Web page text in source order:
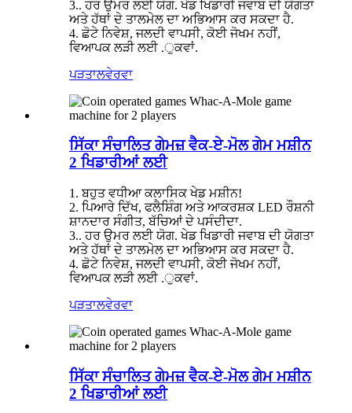
3.. ਹਰ ਉਮਰ ਲਈ ਯੋਗ. ਖੇਡ ਖਿਡਾਰੀ ਜਵਾਬ ਦੀ ਯੋਗਤਾ
ਅਤੇ ਹੱਥਾਂ ਦੇ ਤਾਲਮੇਲ ਦਾ ਅਭਿਆਸ ਕਰ ਸਕਦਾ ਹੈ.
4. ਛੋਟੇ ਨਿਵੇਸ਼, ਜਲਦੀ ਵਾਪਸੀ, ਕੋਈ ਜੋਖਮ ਨਹੀਂ,
ਵਿਆਪਕ ਲੜੀ ਲਈ .ੁਕਵਾਂ.
ਪੜਤਾਲਵੇਰਵਾ
ਸਿੱਕਾ ਸੰਚਾਲਿਤ ਗੇਮਜ਼ ਵੈਕ-ਏ-ਮੋਲ ਗੇਮ ਮਸ਼ੀਨ
2 ਖਿਡਾਰੀਆਂ ਲਈ
1. ਬਹੁਤ ਵਧੀਆ ਕਲਾਸਿਕ ਖੇਡ ਮਸ਼ੀਨ!
2. ਪਿਆਰੇ ਦਿੱਖ, ਫਲੈਸ਼ਿੰਗ ਅਤੇ ਆਕਰਸ਼ਕ LED ਰੌਸ਼ਨੀ
ਸ਼ਾਨਦਾਰ ਸੰਗੀਤ, ਬੱਚਿਆਂ ਦੇ ਪਸੰਦੀਦਾ.
3.. ਹਰ ਉਮਰ ਲਈ ਯੋਗ. ਖੇਡ ਖਿਡਾਰੀ ਜਵਾਬ ਦੀ ਯੋਗਤਾ
ਅਤੇ ਹੱਥਾਂ ਦੇ ਤਾਲਮੇਲ ਦਾ ਅਭਿਆਸ ਕਰ ਸਕਦਾ ਹੈ.
4. ਛੋਟੇ ਨਿਵੇਸ਼, ਜਲਦੀ ਵਾਪਸੀ, ਕੋਈ ਜੋਖਮ ਨਹੀਂ,
ਵਿਆਪਕ ਲੜੀ ਲਈ .ੁਕਵਾਂ.
ਪੜਤਾਲਵੇਰਵਾ
ਸਿੱਕਾ ਸੰਚਾਲਿਤ ਗੇਮਜ਼ ਵੈਕ-ਏ-ਮੋਲ ਗੇਮ ਮਸ਼ੀਨ
2 ਖਿਡਾਰੀਆਂ ਲਈ